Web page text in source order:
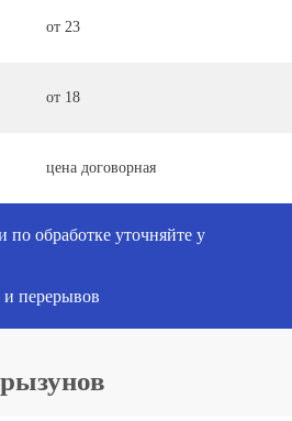
от 23
от 18
цена договорная
по обработке уточняйте у
и перерывов